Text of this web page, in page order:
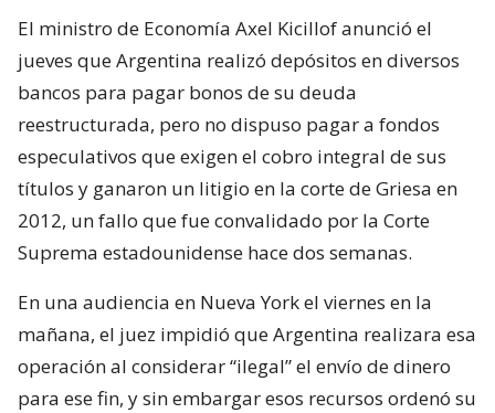
El ministro de Economía Axel Kicillof anunció el
jueves que Argentina realizó depósitos en diversos
bancos para pagar bonos de su deuda
reestructurada, pero no dispuso pagar a fondos
especulativos que exigen el cobro integral de sus
títulos y ganaron un litigio en la corte de Griesa en
2012, un fallo que fue convalidado por la Corte
Suprema estadounidense hace dos semanas.
En una audiencia en Nueva York el viernes en la
mañana, el juez impidió que Argentina realizara esa
operación al considerar “ilegal” el envío de dinero
para ese fin, y sin embargar esos recursos ordenó su